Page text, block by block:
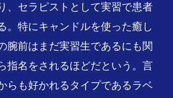
、セラピストとして実習で患者
。特にキャンドルを使った癒し
腕前はまだ実習生であるにも関
指名をされるほどだという。言
らも好かれるタイプであるラベ